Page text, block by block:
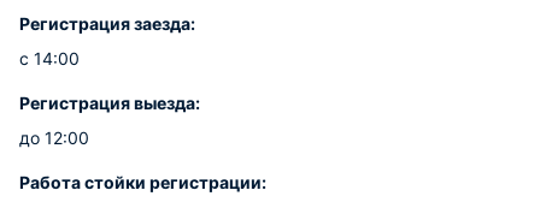
Регистрация заезда:
с 14:00
Регистрация выезда:
до 12:00
Работа стойки регистрации: